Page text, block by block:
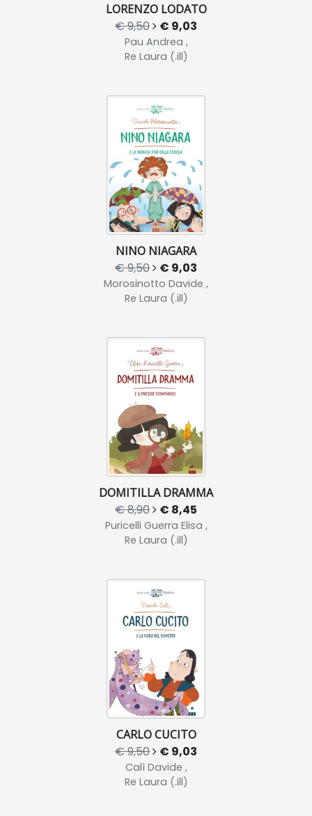
LORENZO LODATO
€ 9,50 € 9,03
Pau Andrea ,
Re Laura (.ill)
NINO NIAGARA
€ 9,50 € 9,03
Morosinotto Davide ,
Re Laura (.ill)
DOMITILLA DRAMMA
€ 8,90 € 8,45
Puricelli Guerra Elisa ,
Re Laura (.ill)
CARLO CUCITO
€ 9,50 € 9,03
Calì Davide ,
Re Laura (.ill)